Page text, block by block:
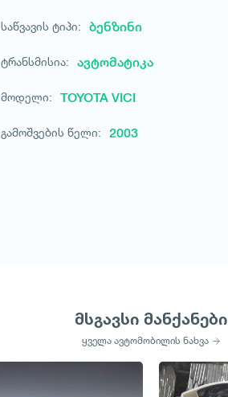
საწვავის ტიპი: ბენზინი
ტრანსმისია: ავტომატიკა
მოდელი: TOYOTA VICI
გამოშვების წელი: 2003
მსგავსი მანქანები
ყველა ავტომობილის ნახვა